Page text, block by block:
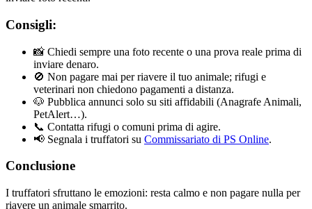
Consigli:
📸 Chiedi sempre una foto recente o una prova reale prima di
inviare denaro.
🚫 Non pagare mai per riavere il tuo animale; rifugi e
veterinari non chiedono pagamenti a distanza.
🐶 Pubblica annunci solo su siti affidabili (Anagrafe Animali,
PetAlert…).
📞 Contatta rifugi o comuni prima di agire.
📢 Segnala i truffatori su Commissariato di PS Online.
Conclusione
I truffatori sfruttano le emozioni: resta calmo e non pagare nulla per
riavere un animale smarrito.